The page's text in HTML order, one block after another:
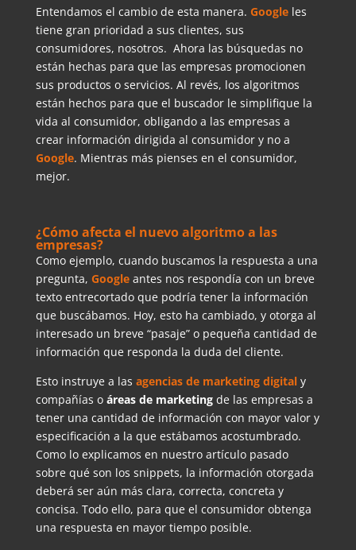
Entendamos el cambio de esta manera. Googleles
tiene gran prioridad a sus clientes, sus
consumidores, nosotros. Ahora las búsquedas no
están hechas para que las empresas promocionen
sus productos o servicios. Al revés, los algoritmos
están hechos para que el buscador le simplifique la
vida al consumidor, obligando a las empresas a
crear información dirigida al consumidor y no a
Google. Mientras más pienses en el consumidor,
mejor.
¿Cómo afecta el nuevo algoritmo a las
empresas?
Como ejemplo, cuando buscamos la respuesta a una
pregunta, Googleantes nos respondía con un breve
texto entrecortado que podría tener la información
que buscábamos. Hoy, esto ha cambiado, y otorga al
interesado un breve “pasaje” o pequeña cantidad de
información que responda la duda del cliente.
Esto instruye a las agencias de marketing digitaly
compañías o áreas de marketingde las empresas a
tener una cantidad de información con mayor valor y
especificación a la que estábamos acostumbrado.
Como lo explicamos en nuestro artículo pasado
sobre qué son los snippets, la información otorgada
deberá ser aún más clara, correcta, concreta y
concisa. Todo ello, para que el consumidor obtenga
una respuesta en mayor tiempo posible.